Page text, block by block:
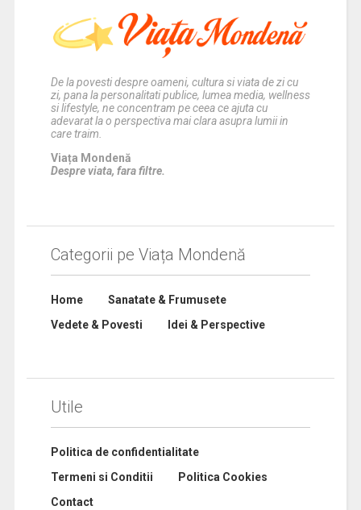
De la povesti despre oameni, cultura si viata de zi cu
zi, pana la personalitati publice, lumea media, wellness
si lifestyle, ne concentram pe ceea ce ajuta cu
adevarat la o perspectiva mai clara asupra lumii in
care traim.
Viața Mondenă
Despre viata, fara filtre.
Categorii pe Viața Mondenă
Home
Sanatate & Frumusete
Vedete & Povesti
Idei & Perspective
Utile
Politica de confidentialitate
Termeni si Conditii
Politica Cookies
Contact